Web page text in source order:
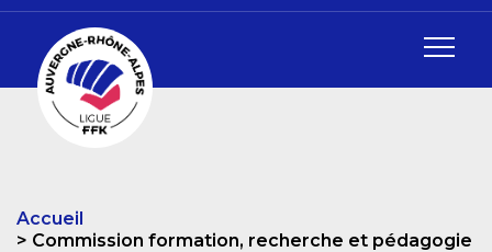
Accueil
Commission formation, recherche et pédagogie